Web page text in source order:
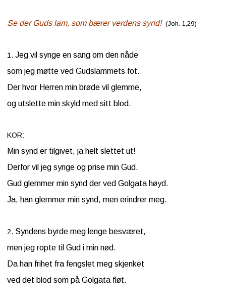
Se der Guds lam, som bærer verdens synd! (Joh. 1,29)
1. Jeg vil synge en sang om den nåde
som jeg møtte ved Gudslammets fot.
Der hvor Herren min brøde vil glemme,
og utslette min skyld med sitt blod.
KOR:
Min synd er tilgivet, ja helt slettet ut!
Derfor vil jeg synge og prise min Gud.
Gud glemmer min synd der ved Golgata høyd.
Ja, han glemmer min synd, men erindrer meg.
2. Syndens byrde meg lenge besværet,
men jeg ropte til Gud i min nød.
Da han frihet fra fengslet meg skjenket
ved det blod som på Golgata fløt.